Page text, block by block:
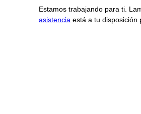
Estamos trabajando para ti.
asistencia está a tu disposición